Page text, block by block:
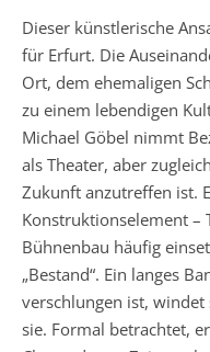
Dieser künstlerische
für Erfurt. Die
Ort, dem ehemaligen
zu einem lebendigen
Michael Göbel nimmt
als Theater, aber
Zukunft anzutreffen ist.
Konstruktionselement –
Bühnenbau häufig
„Bestand“. Ein langes
verschlungen ist,
sie. Formal betrachtet,